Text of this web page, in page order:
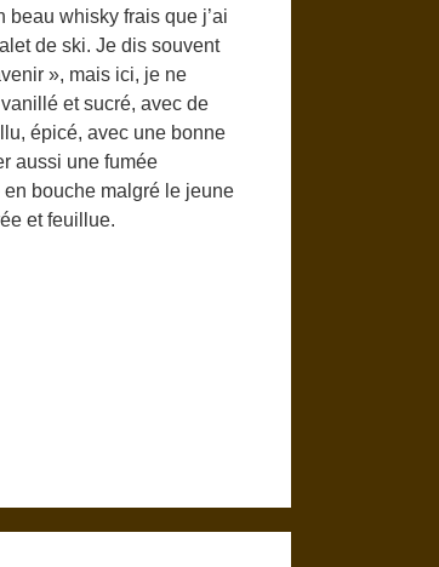
beau whisky frais que j’ai
de ski. Je dis souvent
», mais ici, je ne
et sucré, avec de
épicé, avec une bonne
aussi une fumée
en bouche malgré le jeune
et feuillue.